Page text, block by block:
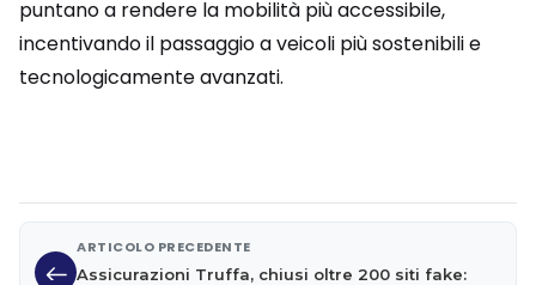
puntano a rendere la mobilità più accessibile,
incentivando il passaggio a veicoli più sostenibili e
tecnologicamente avanzati.
ARTICOLO PRECEDENTE
Assicurazioni Truffa, chiusi oltre 200 siti fake: